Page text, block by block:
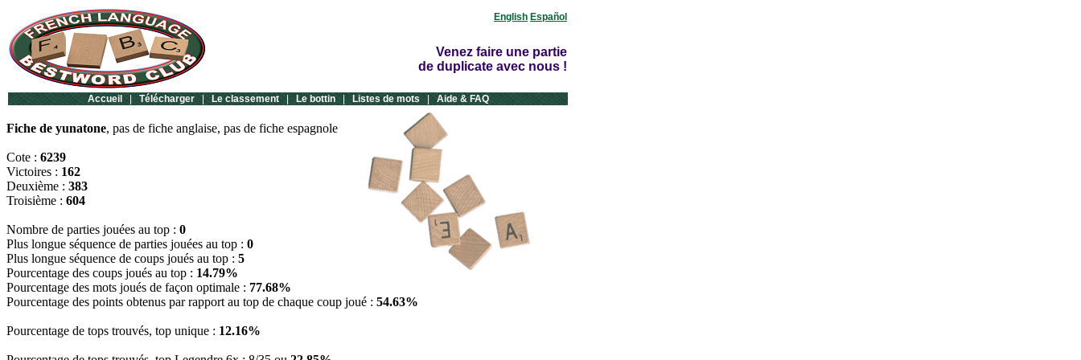
English Español
Venez faire une partie
de duplicate avec nous !
Accueil | Télécharger | Le classement | Le bottin | Listes de mots | Aide & FAQ
Fiche de yunatone, pas de fiche anglaise, pas de fiche espagnole
Cote : 6239
Victoires : 162
Deuxième : 383
Troisième : 604
Nombre de parties jouées au top : 0
Plus longue séquence de parties jouées au top : 0
Plus longue séquence de coups joués au top : 5
Pourcentage des coups joués au top : 14.79%
Pourcentage des mots joués de façon optimale : 77.68%
Pourcentage des points obtenus par rapport au top de chaque coup joué : 54.63%
Pourcentage de tops trouvés, top unique : 12.16%